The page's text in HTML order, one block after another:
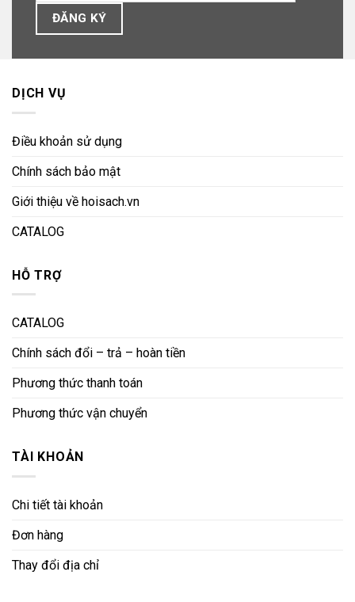
DỊCH VỤ
Điều khoản sử dụng
Chính sách bảo mật
Giới thiệu về hoisach.vn
CATALOG
HỖ TRỢ
CATALOG
Chính sách đổi – trả – hoàn tiền
Phương thức thanh toán
Phương thức vận chuyển
TÀI KHOẢN
Chi tiết tài khoản
Đơn hàng
Thay đổi địa chỉ